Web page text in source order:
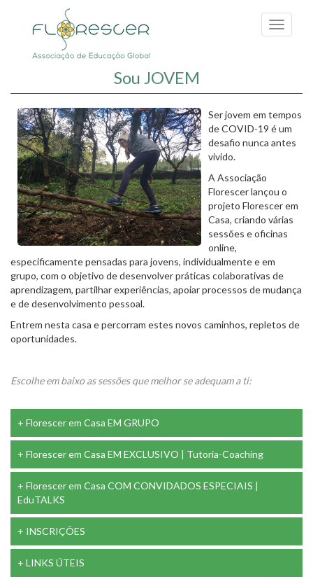
Toggle
Sou JOVEM
Ser jovem em tempos
de COVID-19 é um
desafio nunca antes
vivido.
A Associação
Florescer lançou o
projeto Florescer em
Casa, criando várias
sessões e oficinas
online,
especificamente pensadas para jovens, individualmente e em
grupo, com o objetivo de desenvolver práticas colaborativas de
aprendizagem, partilhar experiências, apoiar processos de mudança
e de desenvolvimento pessoal.
Entrem nesta casa e percorram estes novos caminhos, repletos de
oportunidades.
Escolhe em baixo as sessões que melhor se adequam a ti:
Florescer em Casa EM GRUPO
Florescer em Casa EM EXCLUSIVO | Tutoria-Coaching
Florescer em Casa COM CONVIDADOS ESPECIAIS |
EduTALKS
INSCRIÇÕES
LINKS ÚTEIS